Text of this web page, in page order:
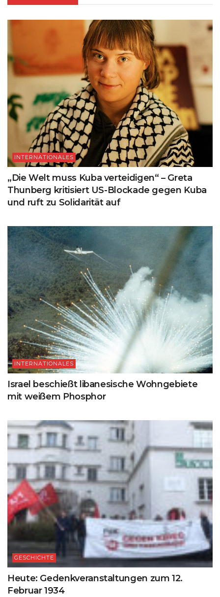
INTERNATIONALES
„Die Welt muss Kuba verteidigen“ – Greta
Thunberg kritisiert US-Blockade gegen Kuba
und ruft zu Solidarität auf
INTERNATIONALES
Israel beschießt libanesische Wohngebiete
mit weißem Phosphor
GESCHICHTE
Heute: Gedenkveranstaltungen zum 12.
Februar 1934